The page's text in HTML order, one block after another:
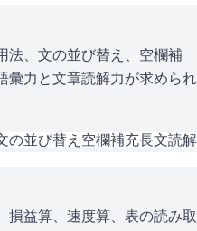
法、文の並び替え、空欄補
彙力と文章読解力が求められ
の並び替え 空欄補充長文読解
損益算、速度算、表の読み取